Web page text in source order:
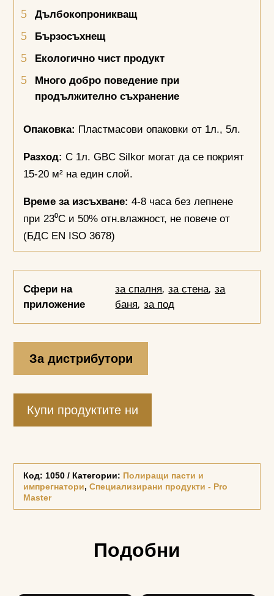
Дълбокопроникващ
Бързосъхнещ
Екологично чист продукт
Много добро поведение при
продължително съхранение
Опаковка: Пластмасови опаковки от 1л., 5л.
Разход: С 1л. GBC Silkor могат да се покрият
15-20 м² на един слой.
Време за изсъхване: 4-8 часа без лепнене
при 23⁰С и 50% отн.влажност, не повече от
(БДС EN ISO 3678)
Сфери на
приложение
за спалня,за стена,за
баня,за под
За дистрибутори
Купи продуктите ни
Код:1050 Категории: Полиращи пасти и
импрегнатори,Специализирани продукти - Pro
Master
Подобни